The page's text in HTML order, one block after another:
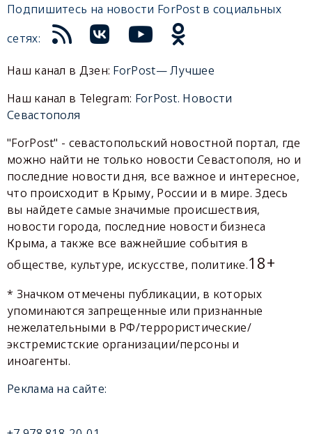
Подпишитесь на новости ForPost в социальных
сетях:
Наш канал в Дзен: ForPost— Лучшее
Наш канал в Telegram: ForPost. Новости
Севастополя
"ForPost" - севастопольский новостной портал, где
можно найти не только новости Севастополя, но и
последние новости дня, все важное и интересное,
что происходит в Крыму, России и в мире. Здесь
вы найдете самые значимые происшествия,
новости города, последние новости бизнеса
Крыма, а также все важнейшие события в
обществе, культуре, искусстве, политике.18+
* Значком отмечены публикации, в которых
упоминаются запрещенные или признанные
нежелательными в РФ/террористические/
экстремистские организации/персоны и
иноагенты.
Реклама на сайте: